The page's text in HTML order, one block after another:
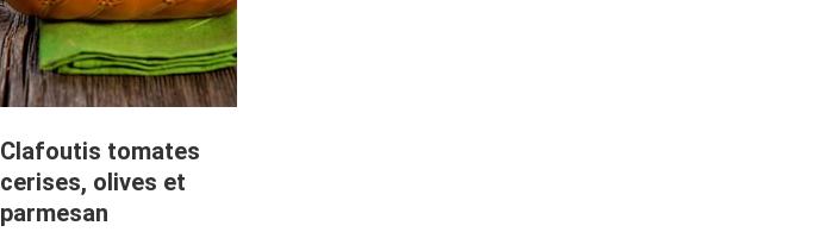
Clafoutis tomates
cerises, olives et
parmesan